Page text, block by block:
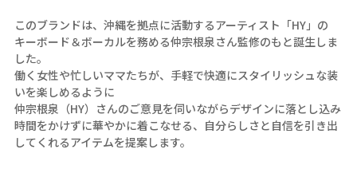
このブランドは、沖縄を拠点に活動するアーティスト「HY」の
キーボード＆ボーカルを務める仲宗根泉さん監修のもと誕生しま
した。
働く女性や忙しいママたちが、手軽で快適にスタイリッシュな装
いを楽しめるように
仲宗根泉（HY）さんのご意見を伺いながらデザインに落とし込み
時間をかけずに華やかに着こなせる、自分らしさと自信を引き出
してくれるアイテムを提案します。